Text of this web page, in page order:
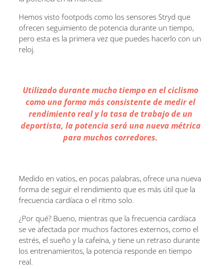
Hemos visto footpods como los sensores Stryd que
ofrecen seguimiento de potencia durante un tiempo,
pero esta es la primera vez que puedes hacerlo con un
reloj.
Utilizado durante mucho tiempo en el ciclismo
como una forma más consistente de medir el
rendimiento real y la tasa de trabajo de un
deportista, la potencia será una nueva métrica
para muchos corredores.
Medido en vatios, en pocas palabras, ofrece una nueva
forma de seguir el rendimiento que es más útil que la
frecuencia cardíaca o el ritmo solo.
¿Por qué? Bueno, mientras que la frecuencia cardíaca
se ve afectada por muchos factores externos, como el
estrés, el sueño y la cafeína, y tiene un retraso durante
los entrenamientos, la potencia responde en tiempo
real.